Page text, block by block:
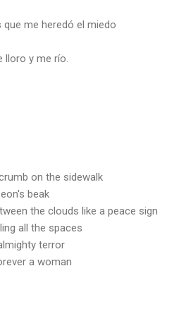
me heredó el miedo
lloro y me río.
on the sidewalk
beak
the clouds like a peace sign
all the spaces
terror
a woman